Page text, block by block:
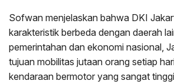
Sofwan menjelaskan bahwa DKI
karakteristik berbeda dengan daerah
pemerintahan dan ekonomi nasional,
tujuan mobilitas jutaan orang setiap
kendaraan bermotor yang sangat